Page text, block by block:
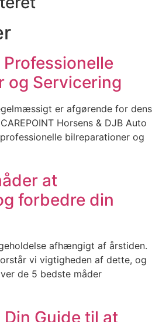
og Servicering
er afgørende for dens
Horsens & DJB Auto
bilreparationer og
at
forbedre din
afhængigt af årstiden.
vi vigtigheden af dette, og
de 5 bedste måder
Guide til at